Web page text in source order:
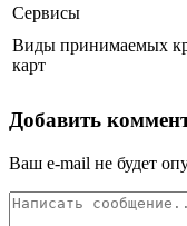
Сервисы
Виды принимаемых
карт
Добавить
Ваш e-mail не будет